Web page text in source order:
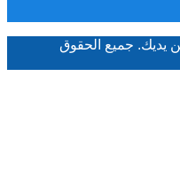
يديك. جميع الحقوق